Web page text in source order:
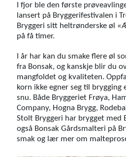
I fjor ble den første
lansert på Bryggerifestivalen i
Bryggeri sitt heltrønderske øl
på få timer.
I år har kan du smake flere øl
fra Bonsak, og kanskje blir du
mangfoldet og kvaliteten.
korn ikke egner seg til brygging
snu. Både Bryggeriet Frøya,
Company, Hogna Brygg,
Stolt Bryggeri har brygget med
også Bonsak Gårdsmalteri på
smak og lær mer om